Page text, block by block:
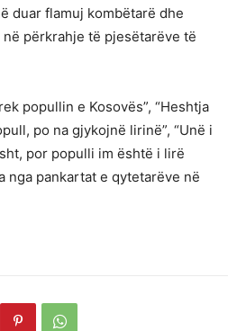
duar flamuj kombëtarë dhe
përkrahje të pjesëtarëve të
popullin e Kosovës”, “Heshtja
po na gjykojnë lirinë”, “Unë i
por populli im është i lirë
nga pankartat e qytetarëve në